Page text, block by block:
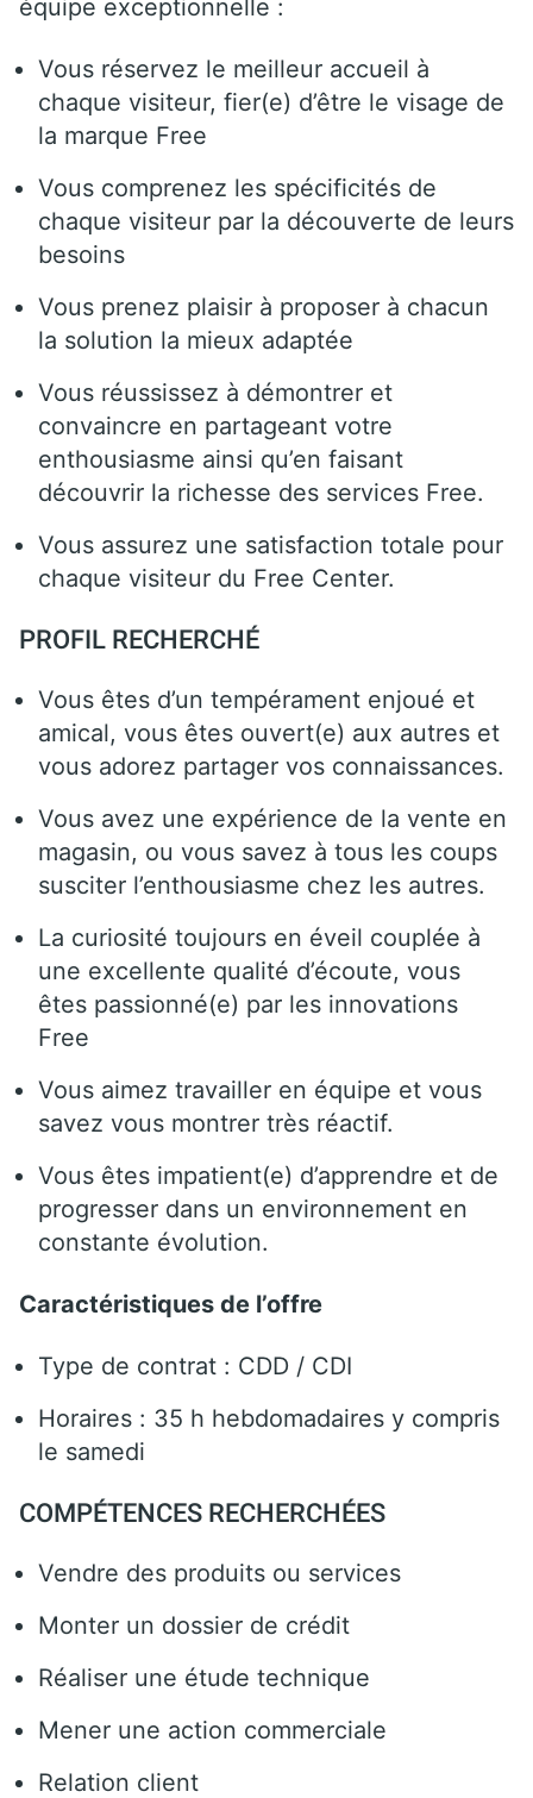
équipe exceptionnelle :
Vous réservez le meilleur accueil à
chaque visiteur, fier(e) d’être le visage de
la marque Free
Vous comprenez les spécificités de
chaque visiteur par la découverte de leurs
besoins
Vous prenez plaisir à proposer à chacun
la solution la mieux adaptée
Vous réussissez à démontrer et
convaincre en partageant votre
enthousiasme ainsi qu’en faisant
découvrir la richesse des services Free.
Vous assurez une satisfaction totale pour
chaque visiteur du Free Center.
PROFIL RECHERCHÉ
Vous êtes d’un tempérament enjoué et
amical, vous êtes ouvert(e) aux autres et
vous adorez partager vos connaissances.
Vous avez une expérience de la vente en
magasin, ou vous savez à tous les coups
susciter l’enthousiasme chez les autres.
La curiosité toujours en éveil couplée à
une excellente qualité d’écoute, vous
êtes passionné(e) par les innovations
Free
Vous aimez travailler en équipe et vous
savez vous montrer très réactif.
Vous êtes impatient(e) d’apprendre et de
progresser dans un environnement en
constante évolution.
Caractéristiques de l’offre
Type de contrat : CDD / CDI
Horaires : 35 h hebdomadaires y compris
le samedi
COMPÉTENCES RECHERCHÉES
Vendre des produits ou services
Monter un dossier de crédit
Réaliser une étude technique
Mener une action commerciale
Relation client